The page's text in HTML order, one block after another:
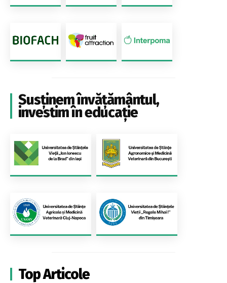
Susținem învățământul,
investim în educație
Top Articole